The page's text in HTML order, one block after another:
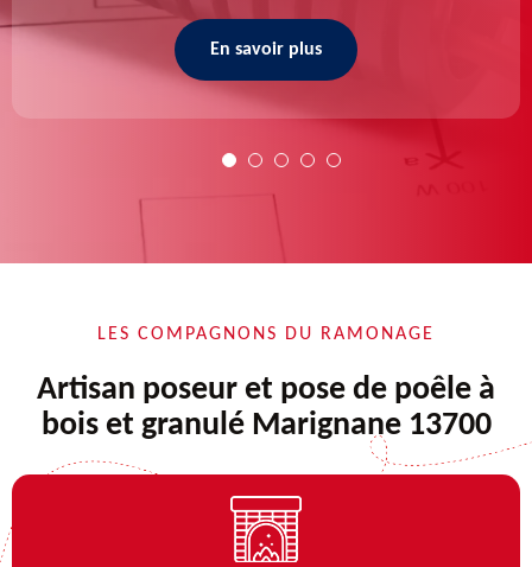
En savoir plus
LES COMPAGNONS DU RAMONAGE
Artisan poseur et pose de poêle à
bois et granulé Marignane 13700